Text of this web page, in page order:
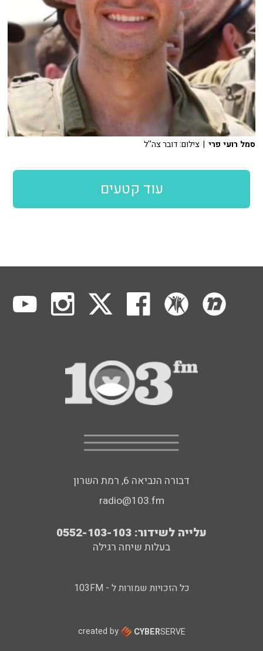
סמל רועי פרי | צילום: דובר צה''ל
עוד קטעים
דבורה הנביאה 6, רמת השרון
radio@103.fm
עלייה לשידור: 0552-103-103
בעלות שיחה רגילה
כל הזכויות שמורות ל - 103FM
created by CYBERSERVE